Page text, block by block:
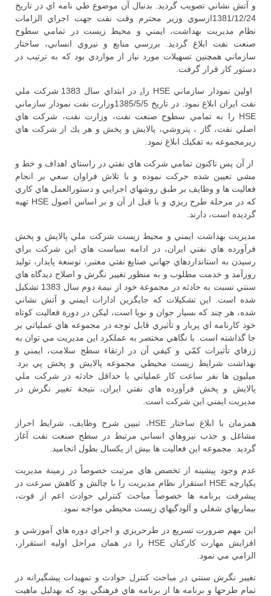
و آتش نشاني تصويب گرديد. بدنبال آن موضوع طي نامه اي در تاريخ
1381/12/24ازسوي وزير محترم وقت نفت جهت اجراي الزامات
نظام مديريت بهداشت، ايمني و محيط زيست در تمامي سطوح
صنعت نفت ابلاغ گرديد. بررسي منابع و نيروي انساني، ساختار
سازماني همچنين تسهيلات مورد نياز از مواردي بود كه به ترتيب در
دستور كار قرار گرفت.
اولين نمودار سازماني HSE را ،
در ابتداي سال 1383 شركت ملي
نفت ايران ابلاغ نمود. در تاريخ 1385/5/5وزارت نفت نمودار سازماني
HSE را به تمامي سطوح صنعت نفت، وزارت نفت، شركت هاي
اصلي نفت، گاز ، پتروشي، پالايش و پخش و هر يك از شركت هاي
زيرمجموعه به تفكيك ابلاغ نمود.
از آن پس تاكنون تمامي شركت هاي نفتي در راستاي اهداف و خط و
مشي تعيين شده حركت نموده و با تلاش فراوان سعي بر انجام
فعاليت ها و وظايف بر طبق روشهاي اجرايي و دستورالعمل هاي كاري
كه در مرحلة طرح ريزي و با قبل از آن و بر اساس اصول HSE تهيه
گرديده است، دارند.
مديريت بهداشت ايمني و محيط زيست شركت ملي پالايش و پخش
فرآورده هاي نفتي ايران، در ادامه سياست هاي اين شركت براي
رسيدن به استانداردهاي جهاني صنايع نفتي معتبر، توسعة پايدار، توليد
روزآمد و خدمت مطلوب و به منظور تغيير نگرش و اصلاح ديدگاه هاي
سنتي نسبت به حادثه در مجموعة خود از نيمة دوم سال 1383 تشكيل
شده است. اين تشكيلات كه جايگزين ادارات ايمني و آتش نشاني
شده، هر چند كه بسيار جوان و نوپا است، ليكن در دورة فعاليت كوتاه
خود كارنامه اي پربار و تأثيري قابل توجه در مجموعه هاي عملياتي بر
جا گذاشته است. با نگاهي مختصر به عملكرد اين مديريت مي توان به
ژرفاي تأثيرات كمّي و كيفي آن در ارتقاء سطح سلامت، ايمني و
بهداشت شرايط زيست محيطي مجموعه پالايش و پخش پي برد.
ميليون ها نفر ساعت كار عملياتي با حداقل حادثه در شركت ملي
پالايش و پخش فرآورده هاي نفتي ايران، نتيجة تغيير نگرش در
مديريت ايمني اين شركت است.
همزمان با ابلاغ ساختار HSE، تبيين شرح وظايف، شرايط احراز
مشاغل و جذب نيروهاي انساني مرتبط در سطح صنعت نفت آغاز
گرديد. مجموعه اين فعاليت ها بيش از يكسال بطول انجاميد.
عدم وجود پيشينه از تخصص هاي مرتبت خصوصاً در زمينة مديريت
يكپارچه HSE استقرار نظام مديريت را با چالش و كاهش سرعت در
پيشرفت برنامه ها خصوصاً مباحث كنترلي حوادث اعم از فوت،
بيماريهاي شغلي و آلودگيهاي زيست محيطي مواجه نمود.
اين مهم ضرورت تسريع در طرحريزي و اجراي دوره هاي آموزشي و
افزايش مهارت كاركنان HSE را در همان مراحل اوليه استقرار،
الزامي مي نمود.
تغيير نگرش سنتي در مباحث كنترل حوادث و تمهيدات پيشگيرانه در
تمام طرحها و برنامه ها از برنامه هاي فرهنگي بود كه بهدليل ماهيت